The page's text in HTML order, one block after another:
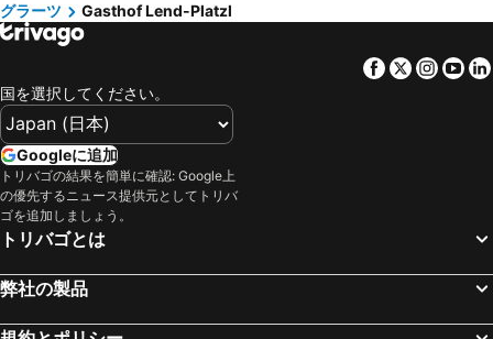
グラーツ
Gasthof Lend-Platzl
Facebook
Twitter
国を選択してください。
Googleに追加
トリバゴの結果を簡単に確認: Google上
の優先するニュース提供元としてトリバ
ゴを追加しましょう。
トリバゴとは
弊社の製品